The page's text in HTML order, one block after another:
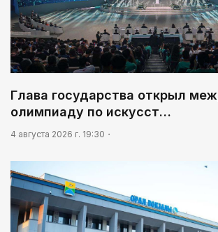
Глава государства открыл
олимпиаду по искусст…
4 августа 2026 г. 19:30